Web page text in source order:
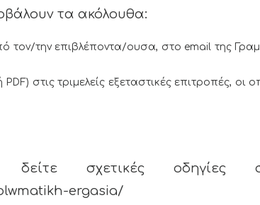
τα ακόλουθα:
τον/την επιβλέποντα/ουσα, στο email της
στις τριμελείς εξεταστικές επιτροπές, οι
σχετικές οδηγίες
ergasia/